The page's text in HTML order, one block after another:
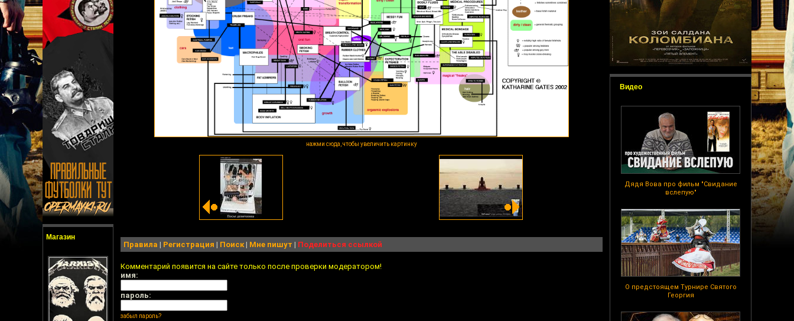
Магазин
Видео
Дядя Вова про фильм "Свидание
вслепую"
О предстоящем Турнире Святого
Георгия
нажми сюда, чтобы увеличить картинку
Правила | Регистрация | Поиск| Мне пишут | Поделиться ссылкой
Комментарий появится на сайте только после проверки модератором!
имя:
пароль:
забыл пароль?